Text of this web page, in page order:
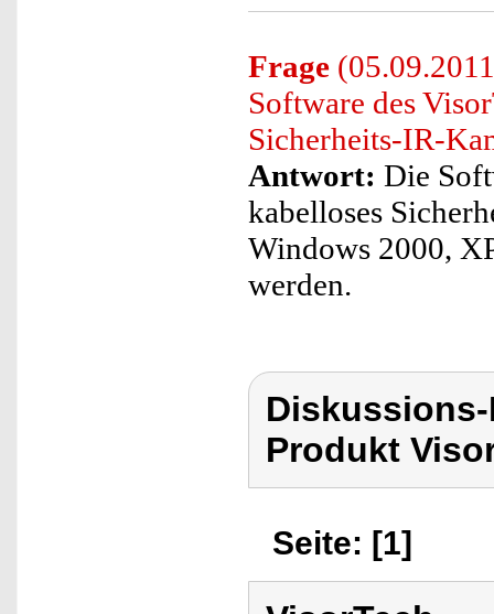
Frage
Software des
Sicherheits-IR-
Antwort: Die
kabelloses
Windows 2000,
werden.
Produkt
Seite: [1]